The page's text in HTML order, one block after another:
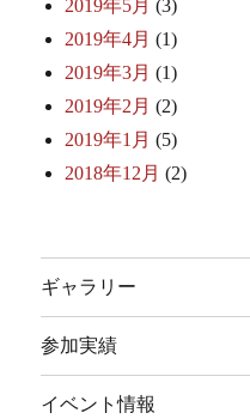
2019年5月 (3)
2019年4月 (1)
2019年3月 (1)
2019年2月 (2)
2019年1月 (5)
2018年12月 (2)
ギャラリー
参加実績
イベント情報